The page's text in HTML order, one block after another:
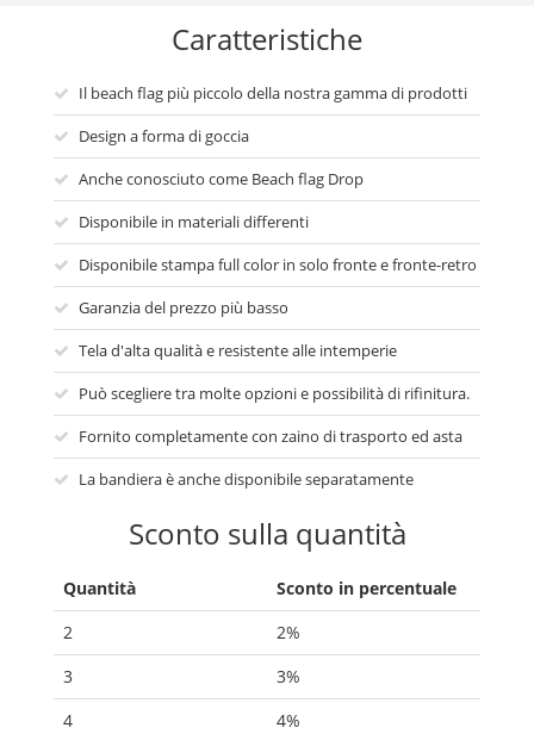
Caratteristiche
Il beach flag più piccolo della nostra gamma di prodotti
Design a forma di goccia
Anche conosciuto come Beach flag Drop
Disponibile in materiali differenti
Disponibile stampa full color in solo fronte e fronte-retro
Garanzia del prezzo più basso
Tela d'alta qualità e resistente alle intemperie
Può scegliere tra molte opzioni e possibilità di rifinitura.
Fornito completamente con zaino di trasporto ed asta
La bandiera è anche disponibile separatamente
Sconto sulla quantità
Quantità
Sconto in percentuale
2
2%
3
3%
4
4%